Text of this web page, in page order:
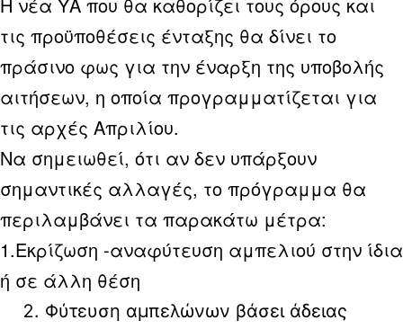
τις προϋποθέσεις ένταξης θα δίνει το
πράσινο φως για την έναρξη της υποβολής
αιτήσεων, η οποία προγραμματίζεται για
τις αρχές Απριλίου.
Να σημειωθεί, ότι αν δεν υπάρξουν
σημαντικές αλλαγές, το πρόγραμμα θα
περιλαμβάνει τα παρακάτω μέτρα:
1.Εκρίζωση -αναφύτευση αμπελιού στην ίδια
ή σε άλλη θέση
Φύτευση αμπελώνων βάσει άδειας